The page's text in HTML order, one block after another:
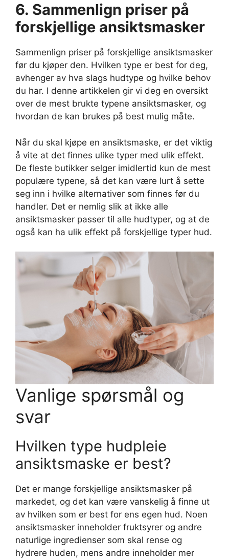
6. Sammenlign priser på
forskjellige ansiktsmasker
Sammenlign priser på forskjellige ansiktsmasker
før du kjøper den. Hvilken type er best for deg,
avhenger av hva slags hudtype og hvilke behov
du har. I denne artikkelen gir vi deg en oversikt
over de mest brukte typene ansiktsmasker, og
hvordan de kan brukes på best mulig måte.
Når du skal kjøpe en ansiktsmaske, er det viktig
å vite at det finnes ulike typer med ulik effekt.
De fleste butikker selger imidlertid kun de mest
populære typene, så det kan være lurt å sette
seg inn i hvilke alternativer som finnes før du
handler. Det er nemlig slik at ikke alle
ansiktsmasker passer til alle hudtyper, og at de
også kan ha ulik effekt på forskjellige typer hud.
Vanlige spørsmål og
svar
Hvilken type hudpleie
ansiktsmaske er best?
Det er mange forskjellige ansiktsmasker på
markedet, og det kan være vanskelig å finne ut
av hvilken som er best for ens egen hud. Noen
ansiktsmasker inneholder fruktsyrer og andre
naturlige ingredienser som skal rense og
hydrere huden, mens andre inneholder mer